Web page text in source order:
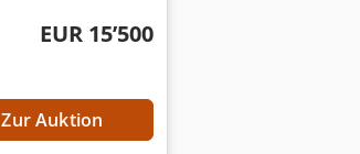
EUR 15’500
Zur Auktion